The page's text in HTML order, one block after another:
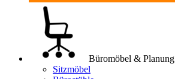
Büromöbel & Planung
Sitzmöbel